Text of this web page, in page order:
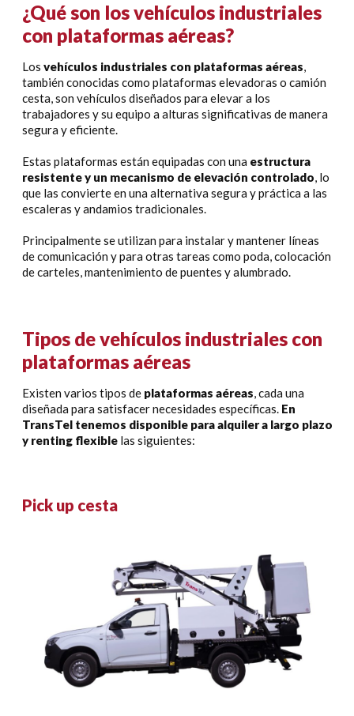
¿Qué son los vehículos industriales
con plataformas aéreas?
Los vehículos industriales con plataformas aéreas,
también conocidas como plataformas elevadoras o camión
cesta, son vehículos diseñados para elevar a los
trabajadores y su equipo a alturas significativas de manera
segura y eficiente.
Estas plataformas están equipadas con una estructura
resistente y un mecanismo de elevación controlado, lo
que las convierte en una alternativa segura y práctica a las
escaleras y andamios tradicionales.
Principalmente se utilizan para instalar y mantener líneas
de comunicación y para otras tareas como poda, colocación
de carteles, mantenimiento de puentes y alumbrado.
Tipos de vehículos industriales con
plataformas aéreas
Existen varios tipos de plataformas aéreas, cada una
diseñada para satisfacer necesidades específicas. En
TransTel tenemos disponible para alquiler a largo plazo
y renting flexible las siguientes:
Pick up cesta